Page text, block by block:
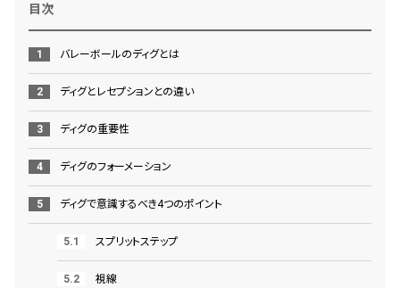
目次
バレーボールのディグとは
ディグとレセプションとの違い
ディグの重要性
ディグのフォーメーション
ディグで意識するべき4つのポイント
スプリットステップ
視線